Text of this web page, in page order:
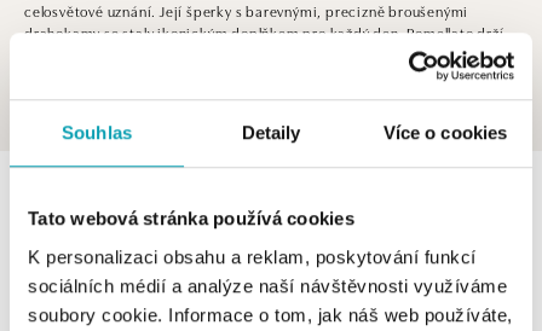
Souhlas Detaily Více o cookies
Tato webová stránka používá cookies
K personalizaci obsahu a reklam, poskytování funkcí
sociálních médií a analýze naší návštěvnosti využíváme
soubory cookie. Informace o tom, jak náš web používáte,
celosvětové uznání. Její šperky s barevnými, precizně broušenými
drahokamy se staly ikonickým doplňkem pro každý den. Pomellato drží
krok s nejnovějšími módními trendy a udává směr ve světě luxusních
V katalogu nejsou žádné produkty.